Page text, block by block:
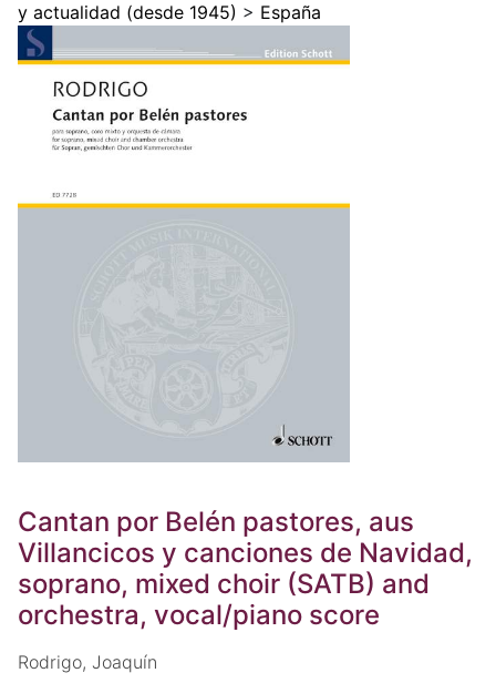
y actualidad (desde 1945) > España
Cantan por Belén pastores, aus
Villancicos y canciones de Navidad,
soprano, mixed choir (SATB) and
orchestra, vocal/piano score
Rodrigo, Joaquín